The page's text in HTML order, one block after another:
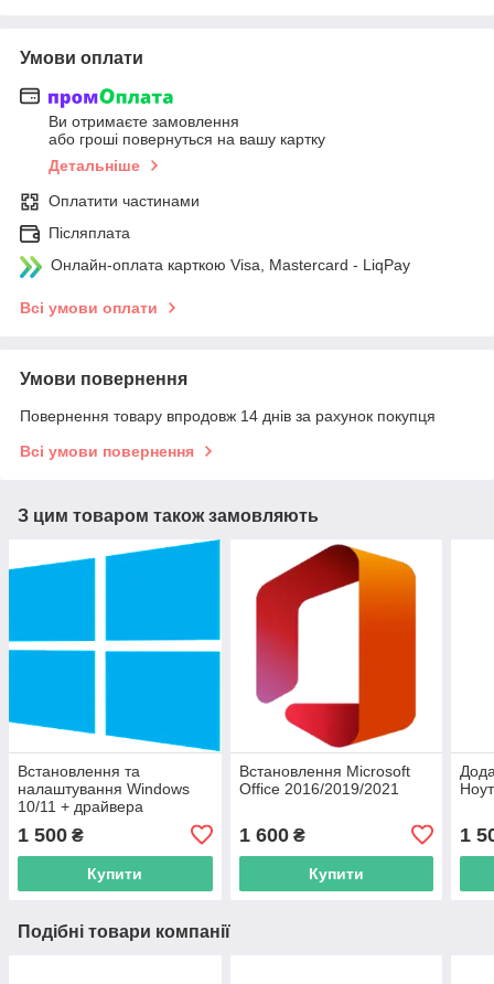
Умови оплати
Ви отримаєте замовлення
або гроші повернуться на вашу картку
Детальніше
Оплатити частинами
Післяплата
Онлайн-оплата карткою Visa, Mastercard - LiqPay
Всі умови оплати
Умови повернення
Повернення товару впродовж 14 днів за рахунок покупця
Всі умови повернення
З цим товаром також замовляють
Встановлення та
налаштування Windows
10/11 + драйвера
1 500 ₴
Купити
Встановлення Microsoft
Office 2016/2019/2021
1 600₴
Купити
1
Подібні товари компанії